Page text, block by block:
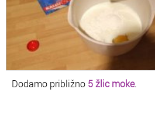
Dodamo približno 5 žlic moke.